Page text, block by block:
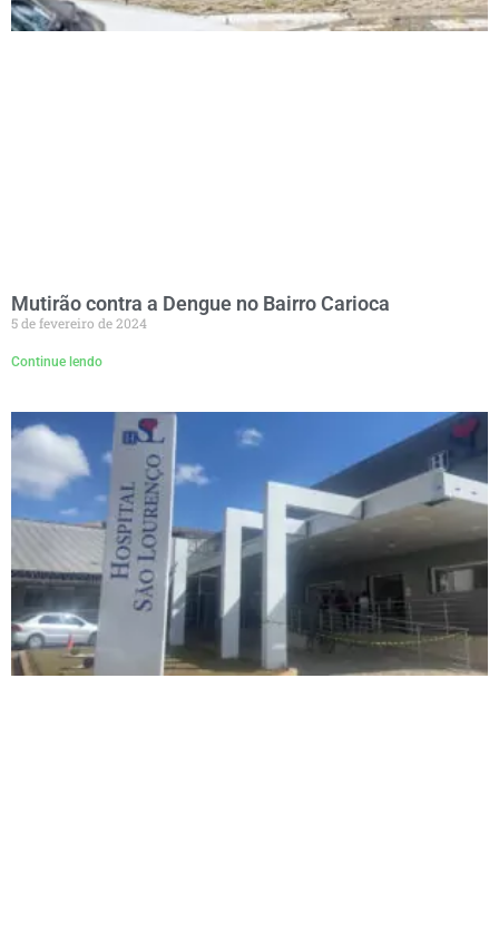
Mutirão contra a Dengue no Bairro Carioca
5 de fevereiro de 2024
Continue lendo